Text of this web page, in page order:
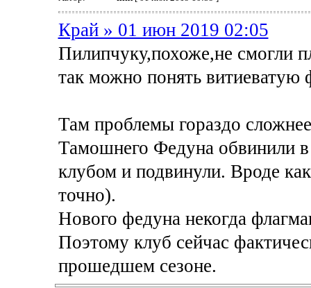
Край » 01 июн 2019 02:05
Пилипчуку,похоже,не смогли
так можно понять
Там проблемы гораздо
Тамошнего Федуна обвинили в
клубом и подвинули. Вроде
точно).
Нового федуна некогда
Поэтому клуб сейчас
прошедшем сезоне.